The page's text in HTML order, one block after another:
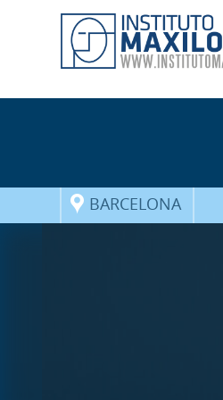
BARCELONA